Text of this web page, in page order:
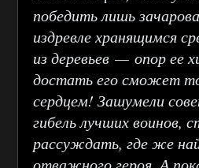
победить лишь
издревле хранящимся
из деревьев — опор ее
достать его сможет
сердцем! Зашумели
гибель лучших воинов,
рассуждать, где же